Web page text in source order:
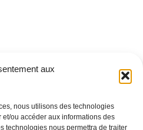
aux
nous utilisons des technologies
ou accéder aux informations des
technologies nous permettra de traiter